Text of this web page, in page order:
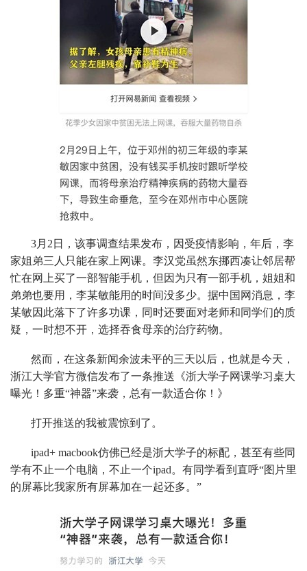
3月2日，该事调查结果发布，因受疫情影响，年后，李
家姐弟三人只能在家上网课。李汉党虽然东挪西凑让邻居帮
忙在网上买了一部智能手机，但因为只有一部手机，姐姐和
弟弟也要用，李某敏能用的时间没多少。据中国网消息，李
某敏因此落下了许多功课，同时还要面对老师和同学们的质
疑，一时想不开，选择吞食母亲的治疗药物。
然而，在这条新闻余波未平的三天以后，也就是今天，
浙江大学官方微信发布了一条推送《浙大学子网课学习桌大
曝光！多重“神器”来袭，总有一款适合你！》
打开推送的我被震惊到了。
ipad+ macbook仿佛已经是浙大学子的标配，甚至有些同
学有不止一个电脑，不止一个ipad。有同学看到直呼“图片里
的屏幕比我家所有屏幕加在一起还多。”